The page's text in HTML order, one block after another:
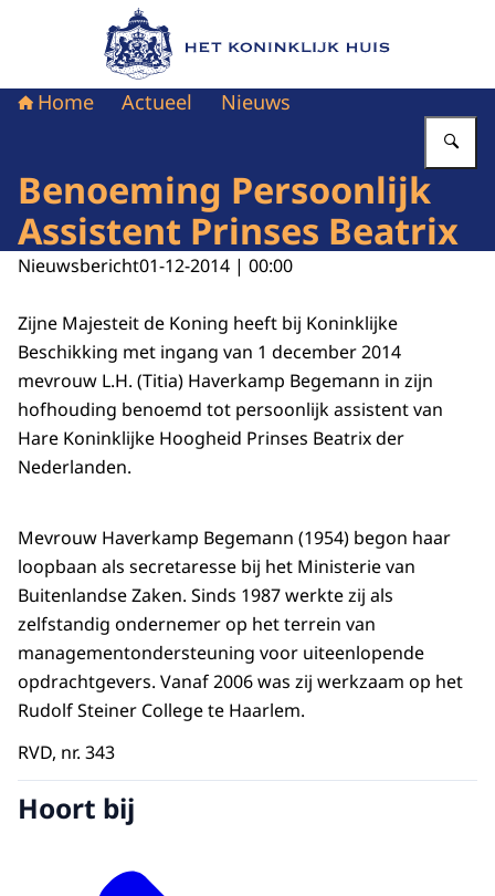
Naar de homepage van Het Koninklijk Huis
Home Actueel Nieuws
Benoeming Persoonlijk
Assistent Prinses Beatrix
Nieuwsbericht01-12-2014 | 00:00
Zijne Majesteit de Koning heeft bij Koninklijke
Beschikking met ingang van 1 december 2014
mevrouw L.H. (Titia) Haverkamp Begemann in zijn
hofhouding benoemd tot persoonlijk assistent van
Hare Koninklijke Hoogheid Prinses Beatrix der
Nederlanden.
Mevrouw Haverkamp Begemann (1954) begon haar
loopbaan als secretaresse bij het Ministerie van
Buitenlandse Zaken. Sinds 1987 werkte zij als
zelfstandig ondernemer op het terrein van
managementondersteuning voor uiteenlopende
opdrachtgevers. Vanaf 2006 was zij werkzaam op het
Rudolf Steiner College te Haarlem.
RVD, nr. 343
Hoort bij